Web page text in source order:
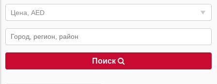
Цена, AED
Поиск